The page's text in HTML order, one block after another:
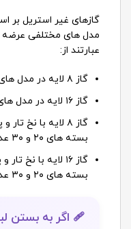
گازهای غیر استریل بر
مدل های مختلفی عرضه
عبارتند از:
گاز ۸ لایه در مدل های ۳ پدی، ۵ پدی و ۱۰ پدی
گاز ۱۶ لایه در مدل های ۳ پدی، ۵ پدی و ۱۰ پدی
بسته های ۲۰ و ۳۰ عددی
بسته های ۲۰ و ۳۰ عددی
🩹 اگر به بستن